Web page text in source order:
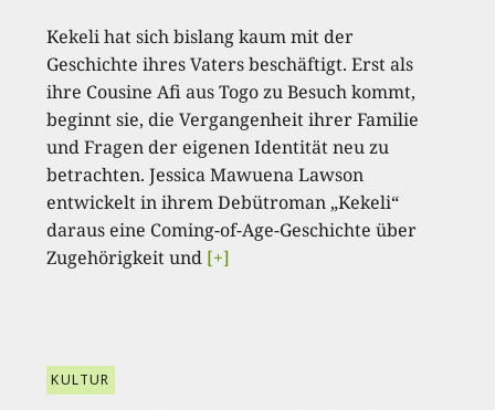
Kekeli hat sich bislang kaum mit der
Geschichte ihres Vaters beschäftigt. Erst als
ihre Cousine Afi aus Togo zu Besuch kommt,
beginnt sie, die Vergangenheit ihrer Familie
und Fragen der eigenen Identität neu zu
betrachten. Jessica Mawuena Lawson
entwickelt in ihrem Debütroman „Kekeli“
daraus eine Coming-of-Age-Geschichte über
Zugehörigkeit und [+]
KULTUR